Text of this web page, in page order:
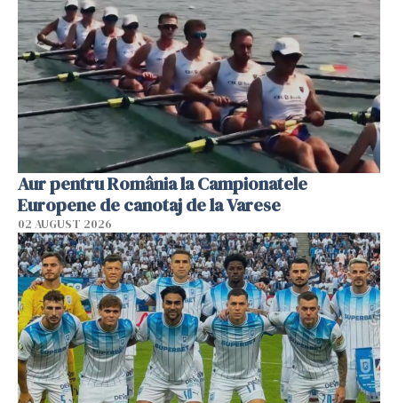
Aur pentru România la Campionatele
Europene de canotaj de la Varese
02 AUGUST 2026